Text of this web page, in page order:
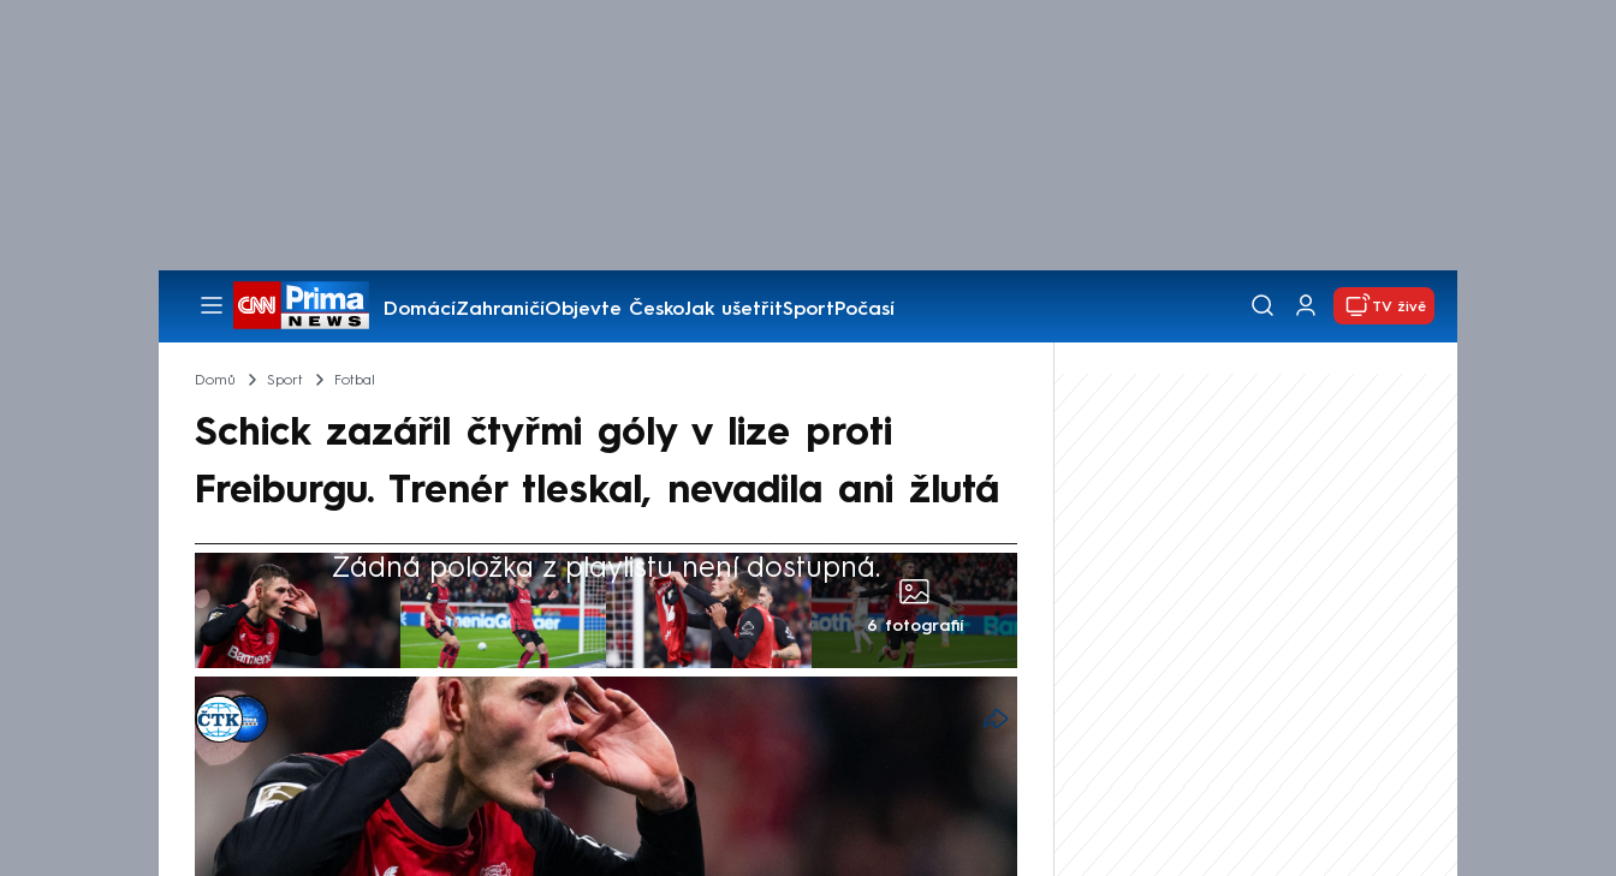
DomácíZahraničíObjevte ČeskoJak ušetřitSportPočasí
Pořady
TV živě
Domů Sport Fotbal
Schick zazářil čtyřmi góly v lize proti
Freiburgu. Trenér tleskal, nevadila ani žlutá
Žádná položka z playlistu není dostupná.
6 fotografií
ČTK
CNN Prima NEWS
21. pro 2024, 21:09
Patrik Schick čtyřmi góly režíroval v bundeslize výhru Bayeru
Leverkusen nad Freiburgem 5:1. Obhájce titulu si v zápase 15. kola
upevnil druhé místo o čtyři body za Bayernem Mnichov. Český útočník